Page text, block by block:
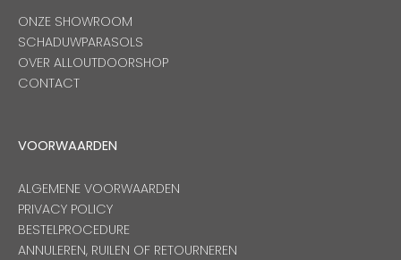
ONZE SHOWROOM
SCHADUWPARASOLS
OVER ALLOUTDOORSHOP
CONTACT
VOORWAARDEN
ALGEMENE VOORWAARDEN
PRIVACY POLICY
BESTELPROCEDURE
ANNULEREN, RUILEN OF RETOURNEREN